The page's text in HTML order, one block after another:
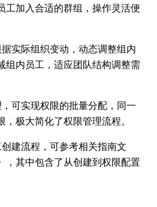
工加入合适的群组，操作灵活便
实际组织变动，动态调整组内
组内员工，适应团队结构调整需
可实现权限的批量分配，同一
极大简化了权限管理流程。
建流程，可参考相关指南文
，其中包含了从创建到权限配置